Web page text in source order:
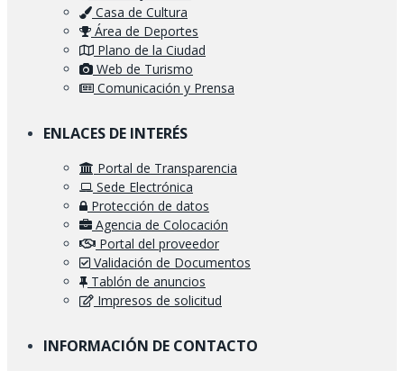
Casa de Cultura
Área de Deportes
Plano de la Ciudad
Web de Turismo
Comunicación y Prensa
ENLACES DE INTERÉS
Portal de Transparencia
Sede Electrónica
Protección de datos
Agencia de Colocación
Portal del proveedor
Validación de Documentos
Tablón de anuncios
Impresos de solicitud
INFORMACIÓN DE CONTACTO